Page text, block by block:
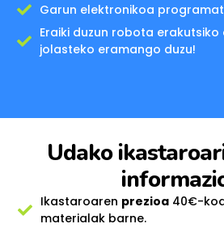
Garun elektronikoa
Eraiki duzun robota
jolasteko eramango duzu!
Udako
Ikastaroaren prezioa40€-
materialak barne.